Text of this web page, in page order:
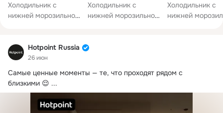
Холодильник с
нижней морозильной
Холодильник с
нижней морозильной
Холодильник с
нижней
Hotpoint Russia
26 июн
Самые ценные моменты — те, что проходят рядом с
близкими 😌 ...